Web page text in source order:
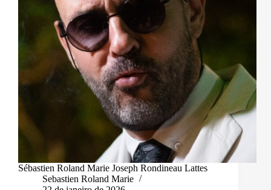
Sébastien Roland Marie Joseph Rondineau Lattes
Sebastien Roland Marie